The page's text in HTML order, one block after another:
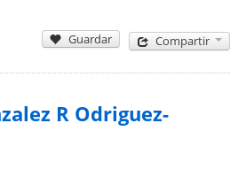
Guardar Compartir
R Odriguez-